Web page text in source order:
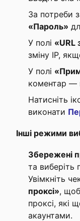
За потреби
«Пароль»
У полі «URL
зміну IP,
У полі
коментар —
Натисніть
виконати
Інші режими
Збережені
та виберіть
Увімкніть
проксі»,
проксі, які
акаунтами.